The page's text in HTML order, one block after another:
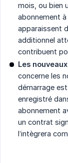
mois, ou bien
abonnement
apparaissent
additionnel
contribuent
Les
concerne les
démarrage
enregistré
abonnement
un contrat
l’intègrera